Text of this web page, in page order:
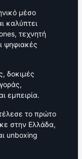
μέσο
καλύπτει
τεχνητή
ψηφιακές
δοκιμές
εμπειρία.
το πρώτο
στην Ελλάδα,
unboxing